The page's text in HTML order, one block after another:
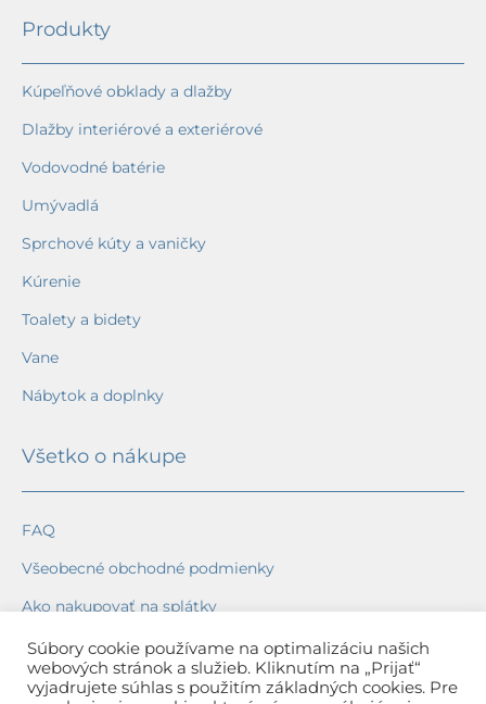
Produkty
Kúpeľňové obklady a dlažby
Dlažby interiérové a exteriérové
Vodovodné batérie
Umývadlá
Sprchové kúty a vaničky
Kúrenie
Toalety a bidety
Vane
Nábytok a doplnky
Všetko o nákupe
FAQ
Všeobecné obchodné podmienky
Ako nakupovať na splátky
Ochrana osobných údajov
Reklamačný poriadok
Súbory cookie používame na optimalizáciu našich
webových stránok a služieb. Kliknutím na „Prijať“
vyjadrujete súhlas s použitím základných cookies. Pre